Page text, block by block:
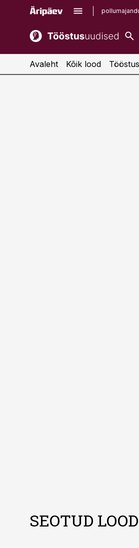
kaubandus.ee
kinnisvarauudised.ee
Avaleht Kõik lood
SEOTUD LOOD